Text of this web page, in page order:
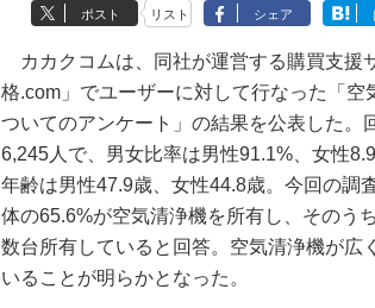
ポスト リスト シェア
カカクコムは、同社が運営する購買支援
格.com」でユーザーに対して行なった「空
ついてのアンケート」の結果を公表した。
6,245人で、男女比率は男性91.1%、女性
年齢は男性47.9歳、女性44.8歳。今回の調
体の65.6%が空気清浄機を所有し、そのう
数台所有していると回答。空気清浄機が広
いることが明らかとなった。